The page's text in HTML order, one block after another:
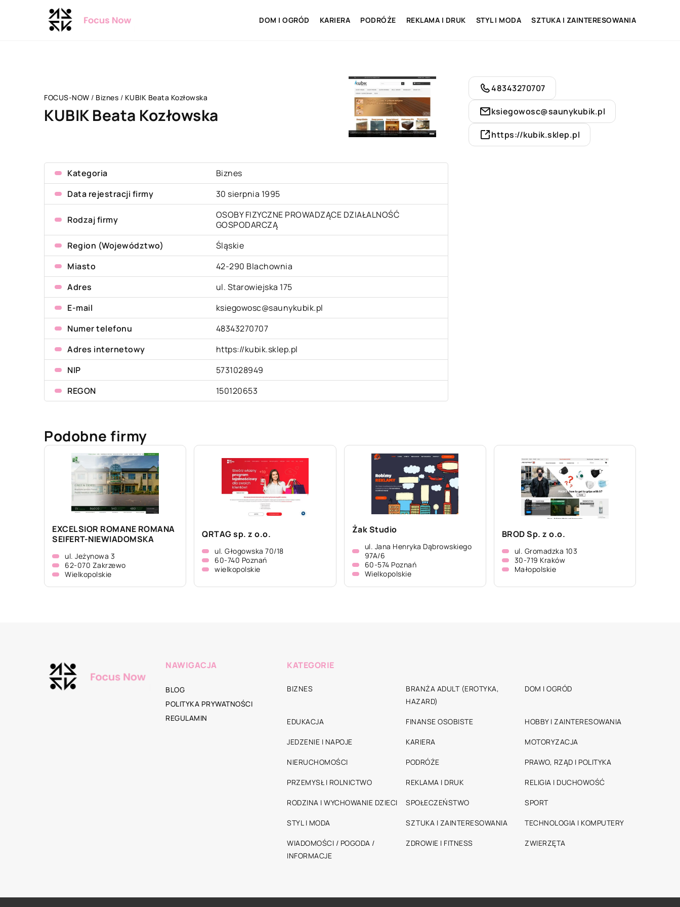
DOM I OGRÓD KARIERA PODRÓŻE REKLAMA I DRUK STYL I MODA SZTUKA I ZAINTERESOWANIA
FOCUS-NOW / Biznes / KUBIK Beata Kozłowska
KUBIK Beata Kozłowska
Kategoria
Biznes
Data rejestracji firmy
30 sierpnia 1995
Rodzaj firmy
OSOBY FIZYCZNE PROWADZĄCE DZIAŁALNOŚĆ
GOSPODARCZĄ
Region (Województwo)
Śląskie
Miasto
42-290 Blachownia
Adres
ul. Starowiejska 175
E-mail
ksiegowosc@saunykubik.pl
Numer telefonu
48343270707
Adres internetowy
https://kubik.sklep.pl
NIP
5731028949
REGON
150120653
48343270707
ksiegowosc@saunykubik.pl
https://kubik.sklep.pl
Podobne firmy
EXCELSIOR ROMANE ROMANA
SEIFERT-NIEWIADOMSKA
ul. Jeżynowa 3
62-070 Zakrzewo
Wielkopolskie
QRTAG sp. z o.o.
ul. Głogowska 70/18
60-740 Poznań
wielkopolskie
Żak Studio
ul. Jana Henryka Dąbrowskiego
97A/6
60-574 Poznań
Wielkopolskie
BROD Sp. z o.o.
ul. Gromadzka 103
30-719 Kraków
Małopolskie
NAWIGACJA
BLOG
POLITYKA PRYWATNOŚCI
REGULAMIN
KATEGORIE
BIZNES
BRANŻA ADULT (EROTYKA,
HAZARD)
DOM I OGRÓD
EDUKACJA FINANSE OSOBISTE HOBBY I ZAINTERESOWANIA
JEDZENIE I NAPOJE KARIERA MOTORYZACJA
NIERUCHOMOŚCI PODRÓŻE PRAWO, RZĄD I POLITYKA
PRZEMYSŁ I ROLNICTWO REKLAMA I DRUK RELIGIA I DUCHOWOŚĆ
RODZINA I WYCHOWANIE DZIECI SPOŁECZEŃSTWO SPORT
STYL I MODA SZTUKA I ZAINTERESOWANIA TECHNOLOGIA I KOMPUTERY
WIADOMOŚCI / POGODA /
INFORMACJE
ZDROWIE I FITNESS ZWIERZĘTA